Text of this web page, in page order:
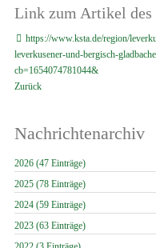
Link zum Artikel des
https://www.ksta.de/region/
leverkusener-und-bergisch-
cb=1654074781044&
Zurück
Nachrichtenarchiv
2026 (47 Einträge)
2025 (78 Einträge)
2024 (59 Einträge)
2023 (63 Einträge)